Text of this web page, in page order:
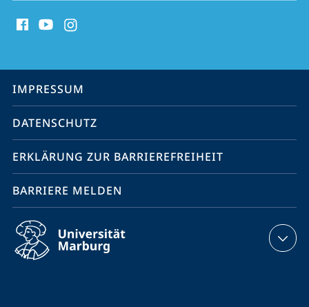
Media
Service-
Navigation
IMPRESSUM
DATENSCHUTZ
ERKLÄRUNG ZUR BARRIEREFREIHEIT
BARRIERE MELDEN